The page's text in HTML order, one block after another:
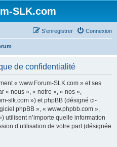
SLK.com
Connexion
S’enregistrer
de confidentialité
« www.Forum-SLK.com » et ses
« nous », « notre », « nos »,
slk.com ») et phpBB (désigné ci-
phpBB », « www.phpbb.com »,
utilisent n’importe quelle information
d’utilisation de votre part (désignée